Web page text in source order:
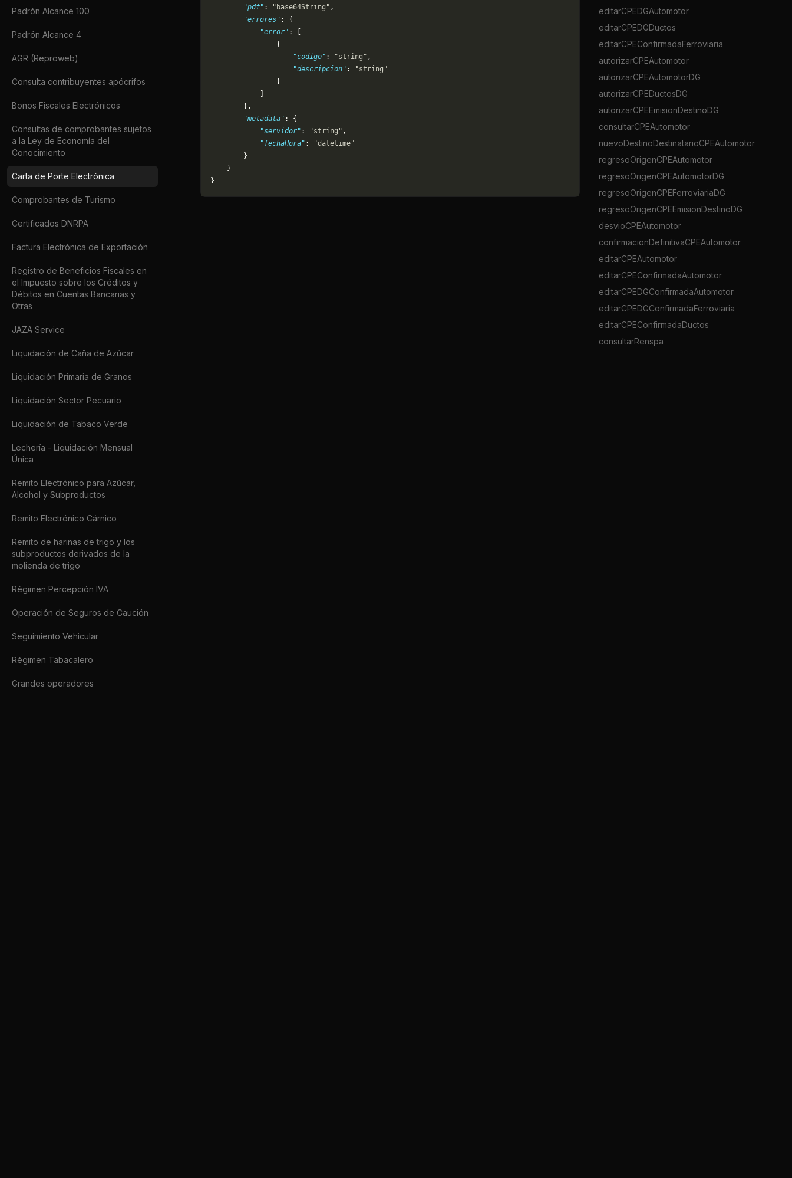
Padrón Alcance 100
Padrón Alcance 4
AGR (Reproweb)
Consulta contribuyentes apócrifos
Bonos Fiscales Electrónicos
Consultas de comprobantes sujetos
a la Ley de Economía del
Conocimiento
Carta de Porte Electrónica
Comprobantes de Turismo
Certificados DNRPA
Factura Electrónica de Exportación
Registro de Beneficios Fiscales en
el Impuesto sobre los Créditos y
Débitos en Cuentas Bancarias y
Otras
JAZA Service
Liquidación de Caña de Azúcar
Liquidación Primaria de Granos
Liquidación Sector Pecuario
Liquidación de Tabaco Verde
Lechería - Liquidación Mensual
Única
Remito Electrónico para Azúcar,
Alcohol y Subproductos
Remito Electrónico Cárnico
Remito de harinas de trigo y los
subproductos derivados de la
molienda de trigo
Régimen Percepción IVA
Operación de Seguros de Caución
Seguimiento Vehicular
Régimen Tabacalero
Grandes operadores
        "pdf"
: "base64String" ,
        "errores"
: {
            "error"
: [
                {
                    "codigo"
: "string" ,
                    "descripcion"
:
"string"
                }
        },
        "metadata"
: {
            "servidor"
: "string" ,
            "fechaHora"
:
"datetime"
        }
    }
}
editarCPEDGAutomotor
editarCPEDGDuctos
editarCPEConfirmadaFerroviaria
autorizarCPEAutomotor
autorizarCPEAutomotorDG
autorizarCPEDuctosDG
autorizarCPEEmisionDestinoDG
consultarCPEAutomotor
nuevoDestinoDestinatarioCPEAutomotor
regresoOrigenCPEAutomotor
regresoOrigenCPEAutomotorDG
regresoOrigenCPEFerroviariaDG
regresoOrigenCPEEmisionDestinoDG
desvioCPEAutomotor
confirmacionDefinitivaCPEAutomotor
editarCPEAutomotor
editarCPEConfirmadaAutomotor
editarCPEDGConfirmadaAutomotor
editarCPEDGConfirmadaFerroviaria
editarCPEConfirmadaDuctos
consultarRenspa